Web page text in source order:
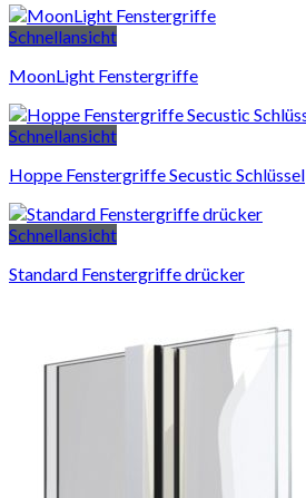
Schnellansicht
MoonLight Fenstergriffe
Schnellansicht
Hoppe Fenstergriffe Secustic Schlüssel
Schnellansicht
Standard Fenstergriffe drücker